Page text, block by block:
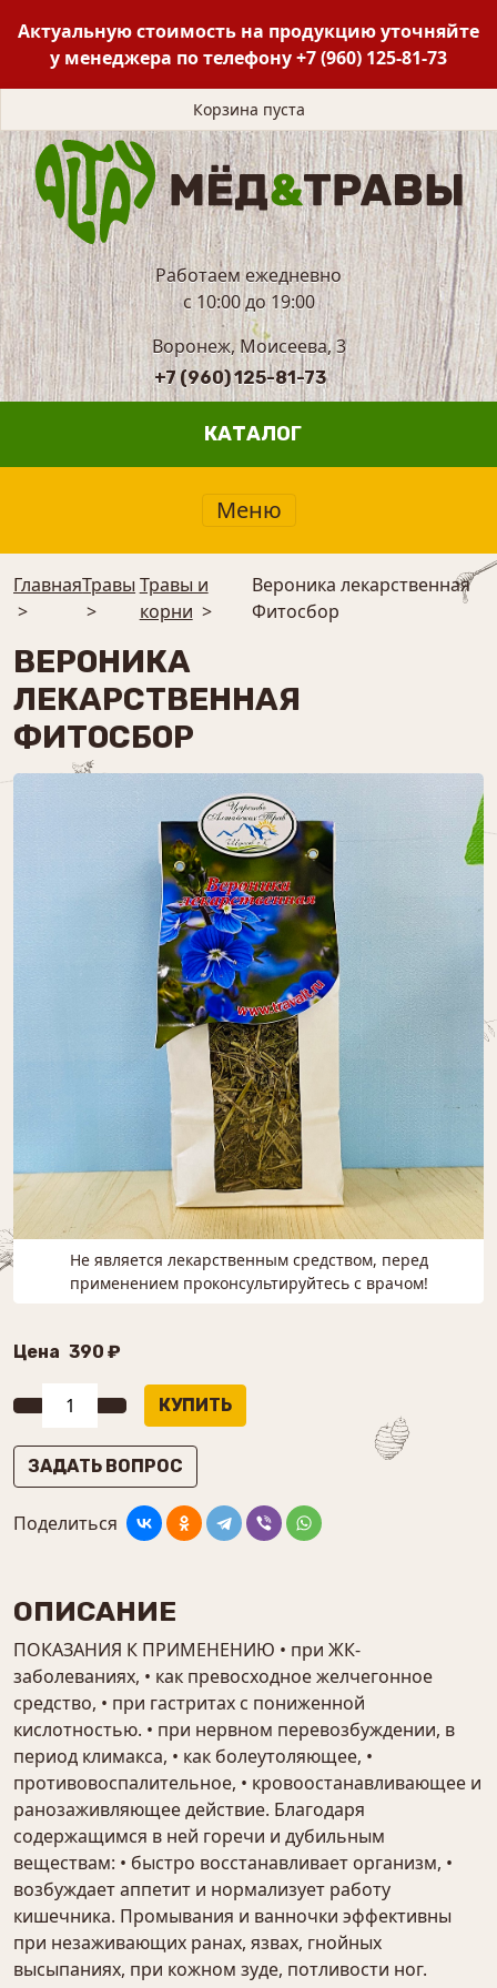
Актуальную стоимость на продукцию уточняйте
у менеджера по телефону+7 (960) 125-81-73
Корзина пуста
Работаем ежедневно
с 10:00 до 19:00
Воронеж, Моисеева, 3
+7 (960) 125-81-73
КАТАЛОГ
Меню
Главная
>
Травы
>
Травы и
корни >
Вероника лекарственная
Фитосбор
ВЕРОНИКА
ЛЕКАРСТВЕННАЯ
ФИТОСБОР
Не является лекарственным средством, перед
применением проконсультируйтесь с врачом!
Цена 390 ₽
ЗАДАТЬ ВОПРОС
Поделиться
ОПИСАНИЕ
ПОКАЗАНИЯ К ПРИМЕНЕНИЮ • при ЖК-
заболеваниях, • как превосходное желчегонное
средство, • при гастритах с пониженной
кислотностью. • при нервном перевозбуждении, в
период климакса, • как болеутоляющее, •
противовоспалительное, • кровоостанавливающее и
ранозаживляющее действие. Благодаря
содержащимся в ней горечи и дубильным
веществам: • быстро восстанавливает организм, •
возбуждает аппетит и нормализует работу
кишечника. Промывания и ванночки эффективны
при незаживающих ранах, язвах, гнойных
высыпаниях, при кожном зуде, потливости ног.